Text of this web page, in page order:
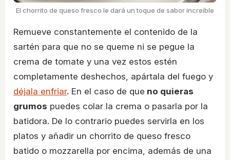
El chorrito de queso fresco le dará un toque de sabor increíble
Remueve constantemente el contenido de la
sartén para que no se queme ni se pegue la
crema de tomate y una vez estos estén
completamente deshechos, apártala del fuego y
déjala enfriar. En el caso de que no quieras
grumos puedes colar la crema o pasarla por la
batidora. De lo contrario puedes servirla en los
platos y añadir un chorrito de queso fresco
batido o mozzarella por encima, además de una